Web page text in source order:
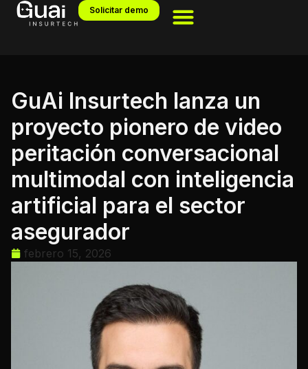
Solicitar demo
GuAi Insurtech lanza un
proyecto pionero de video
peritación conversacional
multimodal con inteligencia
artificial para el sector
asegurador
febrero 15, 2026